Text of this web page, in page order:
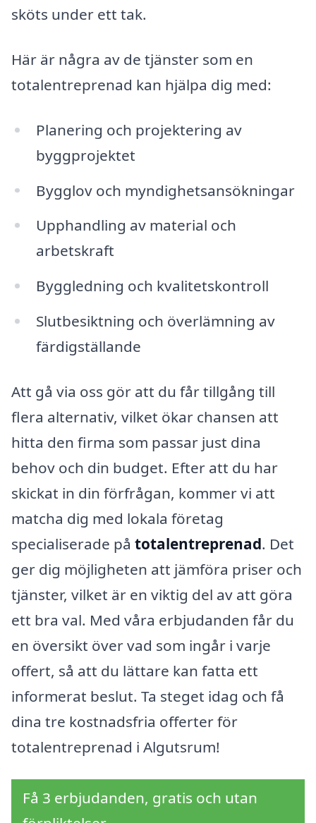
sköts under ett tak.
Här är några av de tjänster som en
totalentreprenad kan hjälpa dig med:
Planering och projektering av
byggprojektet
Bygglov och myndighetsansökningar
Upphandling av material och
arbetskraft
Byggledning och kvalitetskontroll
Slutbesiktning och överlämning av
färdigställande
Att gå via oss gör att du får tillgång till
flera alternativ, vilket ökar chansen att
hitta den firma som passar just dina
behov och din budget. Efter att du har
skickat in din förfrågan, kommer vi att
matcha dig med lokala företag
specialiserade på totalentreprenad. Det
ger dig möjligheten att jämföra priser och
tjänster, vilket är en viktig del av att göra
ett bra val. Med våra erbjudanden får du
en översikt över vad som ingår i varje
offert, så att du lättare kan fatta ett
informerat beslut. Ta steget idag och få
dina tre kostnadsfria offerter för
totalentreprenad i Algutsrum!
Få 3 erbjudanden, gratis och utan